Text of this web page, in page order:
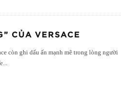
CỦA VERSACE
còn ghi dấu ấn mạnh mẽ trong lòng người
...